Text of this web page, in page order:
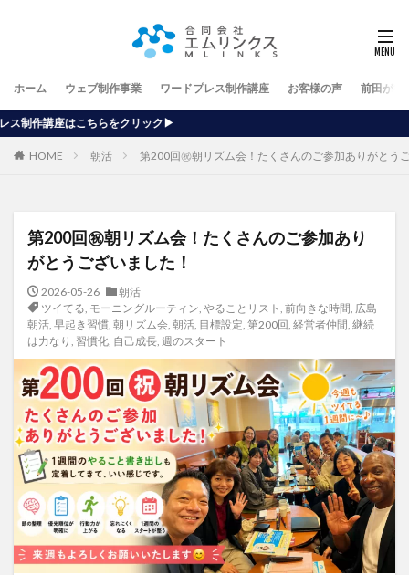
ホーム ウェブ制作事業 ワードプレス制作講座 お客様の声 前田が行
HOME 朝活 第200回㊗️朝リズム会！たくさんのご参加ありがとう
第200回㊗️朝リズム会！たくさんのご参加あり
がとうございました！
2026-05-26
朝活
ツイてる, モーニングルーティン, やることリスト , 前向きな時間, 広島
朝活, 早起き習慣, 朝リズム会, 朝活, 目標設定, 第200回, 経営者仲間, 継続
は力なり , 習慣化, 自己成長, 週のスタート